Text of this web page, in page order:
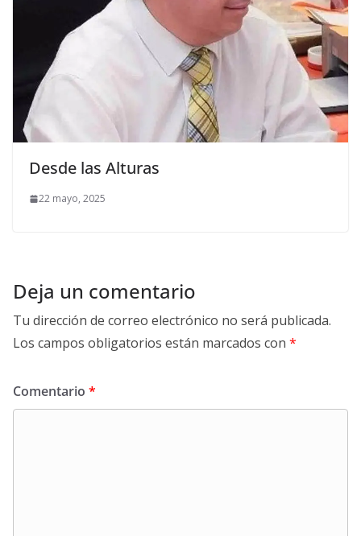
Desde las Alturas
22 mayo, 2025
Deja un comentario
Tu dirección de correo electrónico no será publicada.
Los campos obligatorios están marcados con *
Comentario *